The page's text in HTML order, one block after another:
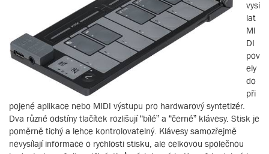
vysí
lat
MI
DI
pov
ely
do
při
pojené aplikace nebo MIDI výstupu pro hardwarový syntetizér.
Dva různé odstíny tlačítek rozlišují “bílé” a “černé” klávesy. Stisk je
poměrně tichý a lehce kontrolovatelný. Klávesy samozřejmě
nevysílají informace o rychlosti stisku, ale celkovou společnou